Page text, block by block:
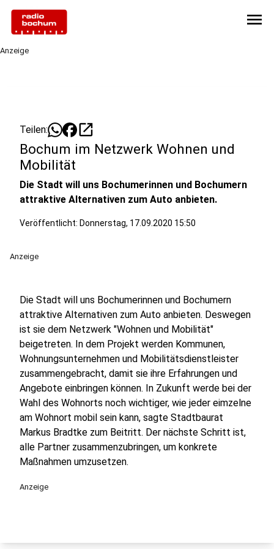
menu
Anzeige
Teilen: open_in_new
Bochum im Netzwerk Wohnen und
Mobilität
Die Stadt will uns Bochumerinnen und Bochumern
attraktive Alternativen zum Auto anbieten.
Veröffentlicht: Donnerstag, 17.09.2020 15:50
Anzeige
Die Stadt will uns Bochumerinnen und Bochumern
attraktive Alternativen zum Auto anbieten. Deswegen
ist sie dem Netzwerk "Wohnen und Mobilität"
beigetreten. In dem Projekt werden Kommunen,
Wohnungsunternehmen und Mobilitätsdienstleister
zusammengebracht, damit sie ihre Erfahrungen und
Angebote einbringen können. In Zukunft werde bei der
Wahl des Wohnorts noch wichtiger, wie jeder eimzelne
am Wohnort mobil sein kann, sagte Stadtbaurat
Markus Bradtke zum Beitritt. Der nächste Schritt ist,
alle Partner zusammenzubringen, um konkrete
Maßnahmen umzusetzen.
Anzeige